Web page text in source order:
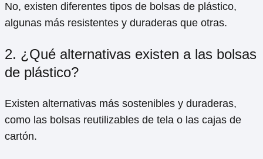
No, existen diferentes tipos de bolsas de plástico,
algunas más resistentes y duraderas que otras.
2. ¿Qué alternativas existen a las bolsas
de plástico?
Existen alternativas más sostenibles y duraderas,
como las bolsas reutilizables de tela o las cajas de
cartón.